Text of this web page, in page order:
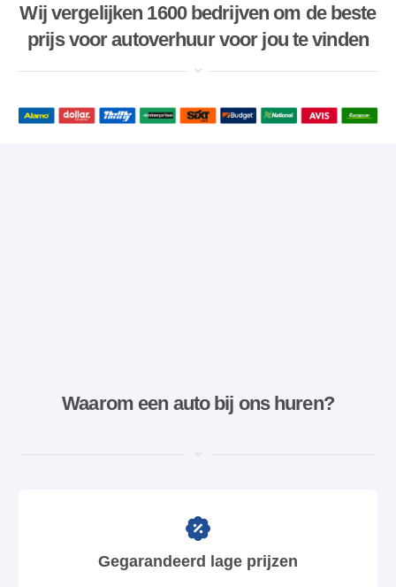
Wij vergelijken 1600 bedrijven om de beste
prijs voor autoverhuur voor jou te vinden
Waarom een ​​auto bij ons huren?
Gegarandeerd lage prijzen